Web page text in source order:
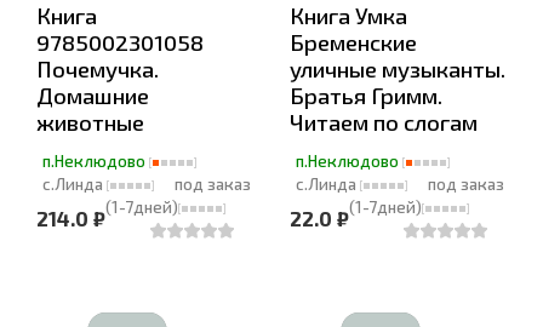
Книга
9785002301058
Почемучка.
Домашние
животные
п.Неклюдово
с.Линда
под заказ
(1-7дней)
214.0 ₽
Книга Умка
Бременские
уличные музыканты.
Братья Гримм.
Читаем по слогам
п.Неклюдово
с.Линда
под заказ
(1-7дней)
22.0 ₽